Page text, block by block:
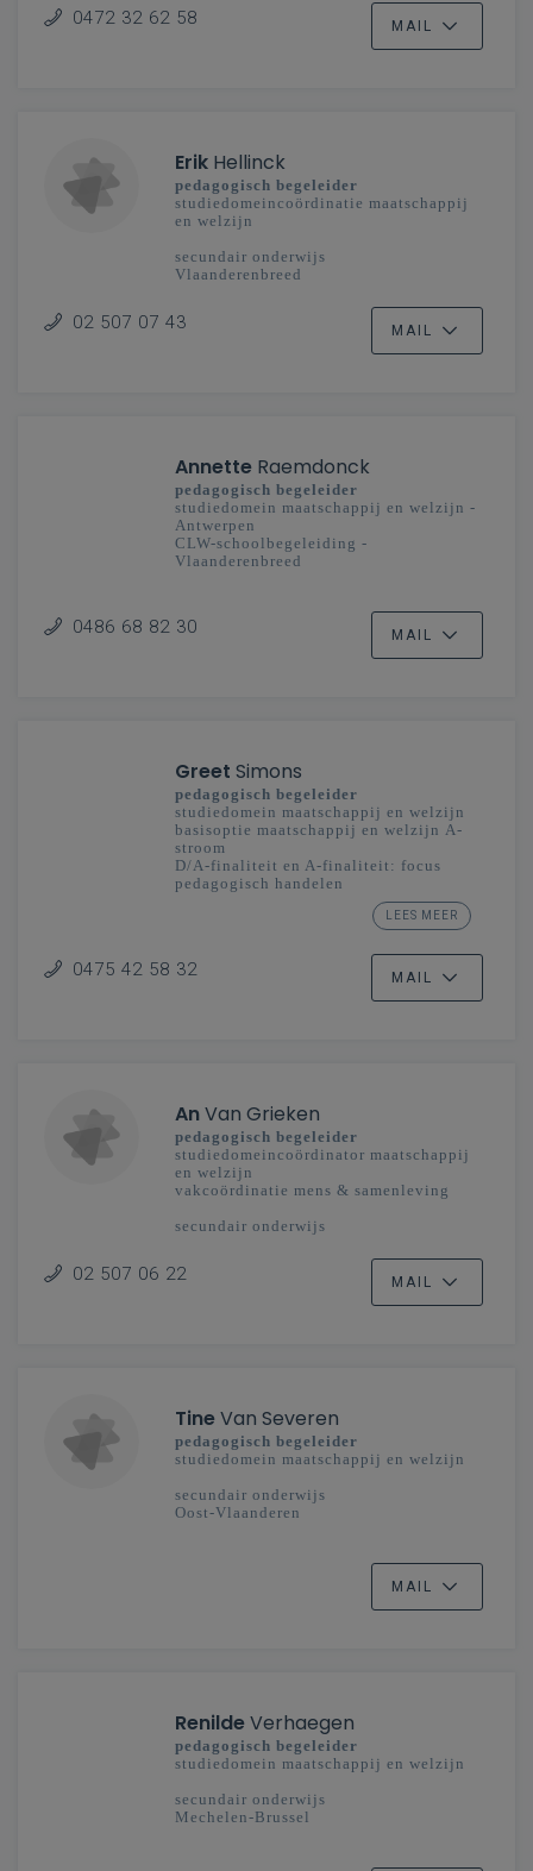
0472 32 62 58 MAIL
Erik Hellinck
pedagogisch begeleider
studiedomeincoördinatie maatschappij
en welzijn
secundair onderwijs
Vlaanderenbreed
02 507 07 43 MAIL
Annette Raemdonck
pedagogisch begeleider
studiedomein maatschappij en welzijn -
Antwerpen
CLW-schoolbegeleiding -
Vlaanderenbreed
0486 68 82 30 MAIL
Greet Simons
pedagogisch begeleider
studiedomein maatschappij en welzijn
basisoptie maatschappij en welzijn A-
stroom
D/A-finaliteit en A-finaliteit: focus
pedagogisch handelen
LEES MEER
0475 42 58 32 MAIL
AnVan Grieken
pedagogisch begeleider
studiedomeincoördinator maatschappij
en welzijn
vakcoördinatie mens & samenleving
secundair onderwijs
02 507 06 22 MAIL
TineVan Severen
pedagogisch begeleider
studiedomein maatschappij en welzijn
secundair onderwijs
Oost-Vlaanderen
MAIL
RenildeVerhaegen
pedagogisch begeleider
studiedomein maatschappij en welzijn
secundair onderwijs
Mechelen-Brussel